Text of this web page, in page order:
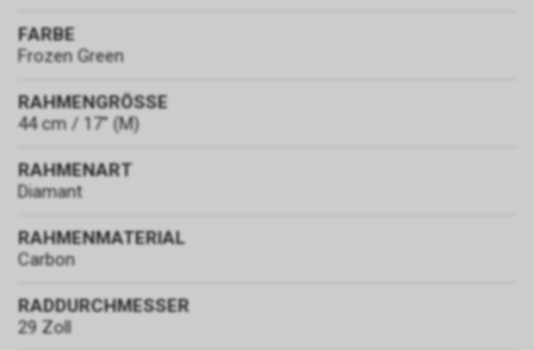
FARBE
Frozen Green
RAHMENGRÖSSE
44 cm / 17" (M)
RAHMENART
Diamant
RAHMENMATERIAL
Carbon
RADDURCHMESSER
29 Zoll